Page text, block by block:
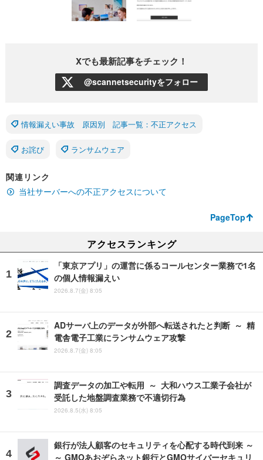
Xでも最新記事をチェック！
@scannetsecurityをフォロー
情報漏えい事故 原因別 記事一覧：不正アクセス
お詫び ランサムウェア
関連リンク
当社サーバーへの不正アクセスについて
PageTop
アクセスランキング
「東京アプリ」の運営に係るコールセンター業務で1名
の個人情報漏えい
2026.8.7(金) 8:05
ADサーバ上のデータが外部へ転送されたと判断 ～ 精
電舎電子工業にランサムウェア攻撃
2026.8.7(金) 8:05
調査データの加工や転用 ～ 大和ハウス工業子会社が
受託した地盤調査業務で不適切行為
2026.8.5(水) 8:05
銀行が法人顧客のセキュリティを心配する時代到来 ～
～ GMOあおぞらネット銀行とGMOサイバーセキュリ